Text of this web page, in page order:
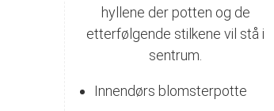
hyllene der potten og de
etterfølgende stilkene vil stå i
sentrum.
Innendørs blomsterpotte